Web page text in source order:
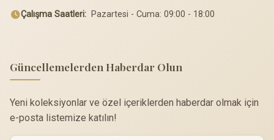
Çalışma Saatleri: Pazartesi - Cuma: 09:00 - 18:00
Güncellemelerden Haberdar Olun
Yeni koleksiyonlar ve özel içeriklerden haberdar olmak için
e-posta listemize katılın!